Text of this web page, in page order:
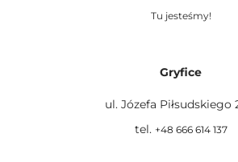
Tu jesteśmy!
Gryfice
ul. Józefa Piłsudskiego
tel. +48 666 614 137